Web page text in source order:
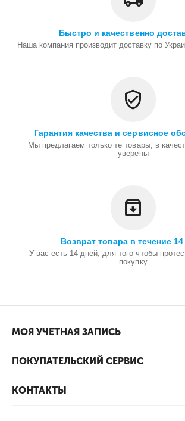
Быстро и качественно
Наша компания производит доставку по
Гарантия качества и сервисное
Мы предлагаем только те товары, в
уверены
Возврат товара в течение
У вас есть 14 дней, для того чтобы
покупку
МОЯ УЧЕТНАЯ ЗАПИСЬ
ПОКУПАТЕЛЬСКИЙ СЕРВИС
КОНТАКТЫ